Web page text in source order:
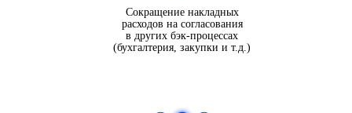
Сокращение накладных
расходов на согласования
в других бэк-процессах
(бухгалтерия, закупки и т.д.)